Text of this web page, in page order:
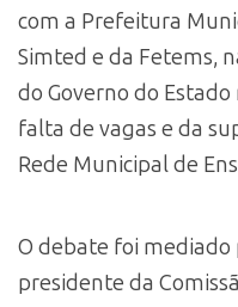
com a Prefeitura
Simted e da Fetems,
do Governo do
falta de vagas e da
Rede Municipal de
O debate foi mediado
presidente da